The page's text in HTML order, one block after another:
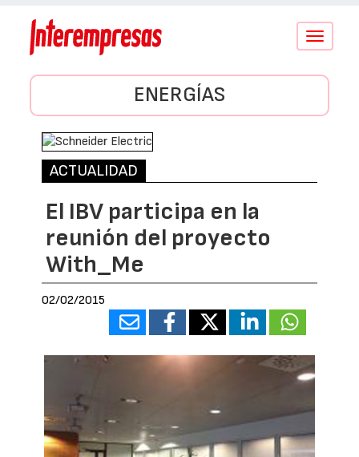
Conmutar
ENERGÍAS
ACTUALIDAD
El IBV participa en la
reunión del proyecto
With_Me
02/02/2015